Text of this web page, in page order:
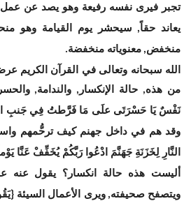
تجبر فيرى نفسه رفيعة وهو يصد عن
يعاند حقاً, سيحشر يوم القيامة وهو
منخفض, معنوياته منخفضة.
الله سبحانه وتعالى في القرآن الكريم
من هذه, حالة الإنكسار , والندامة,
نَفْسٌ يَا حَسْرَتَى علَى مَا فَرَّطتُ فِي جَنبِ
وقد هم في داخل جهنم كيف ترحُّمهم
النَّارِ لِخَزَنَةِ جَهَنَّمَ ادْعُوا رَبَّكُمْ يُخَفِّفْ عَنَّا
أليست هذه حالة انكسار؟ يقول عنه
ويتصفح صحيفته,ويرى الأعمال السيئة{